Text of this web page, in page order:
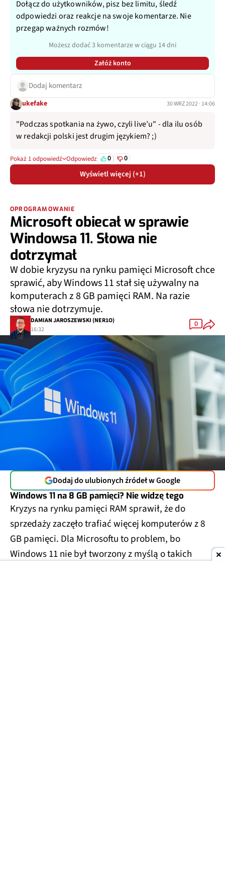
Dołącz do użytkowników, pisz bez limitu, śledź
odpowiedzi oraz reakcje na swoje komentarze. Nie
przegap ważnych rozmów!
Możesz dodać 3 komentarze w ciągu 14 dni
Załóż konto
Dodaj komentarz
ukefake 30 WRZ 2022 · 14:06
"Podczas spotkania na żywo, czyli live’u" - dla ilu osób
w redakcji polski jest drugim językiem? ;)
Pokaż 1 odpowiedź Odpowiedz 0 0
Wyświetl więcej (+1)
OPROGRAMOWANIE
Microsoft obiecał w sprawie
Windowsa 11. Słowa nie
dotrzymał
W dobie kryzysu na rynku pamięci Microsoft chce
sprawić, aby Windows 11 stał się używalny na
komputerach z 8 GB pamięci RAM. Na razie
słowa nie dotrzymuje.
DAMIAN JAROSZEWSKI (NER1O)
16:32
0
Dodaj do ulubionych źródeł w Google
Windows 11 na 8 GB pamięci? Nie widzę tego
Kryzys na rynku pamięci RAM sprawił, że do
sprzedaży zaczęło trafiać więcej komputerów z 8
GB pamięci. Dla Microsoftu to problem, bo
Windows 11 nie był tworzony z myślą o takich